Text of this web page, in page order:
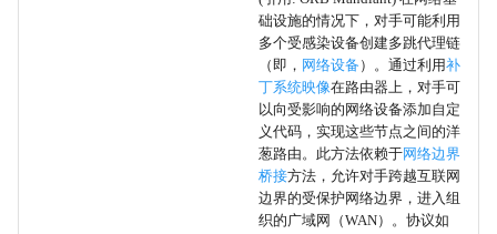
础设施的情况下，对手可能利用
多个受感染设备创建多跳代理链
（即， 网络设备 ）。通过利用补
丁系统映像在路由器上，对手可
以向受影响的网络设备添加自定
义代码，实现这些节点之间的洋
葱路由。此方法依赖于网络边界
桥接方法，允许对手跨越互联网
边界的受保护网络边界，进入组
织的广域网（WAN）。协议如